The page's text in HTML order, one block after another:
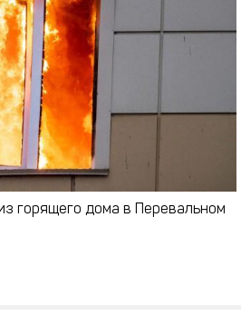
горящего дома в Перевальном